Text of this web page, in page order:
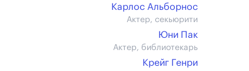
Карлос Альборнос
Актер, секьюрити
Юни Пак
Актер, библиотекарь
Крейг Генри